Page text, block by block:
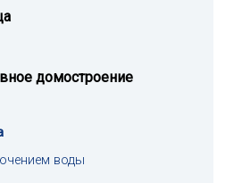
домостроение
воды